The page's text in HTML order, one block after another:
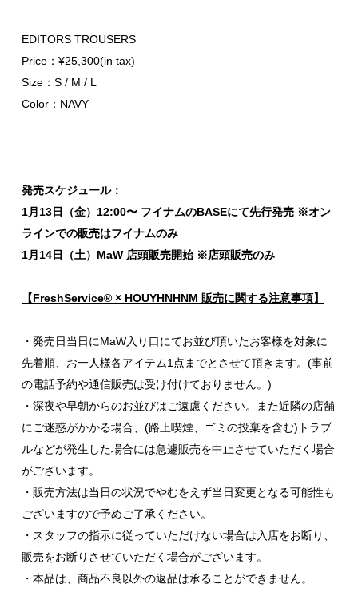
EDITORS TROUSERS
Price：¥25,300(in tax)
Size：S / M / L
Color：NAVY
発売スケジュール：
1月13日（金）12:00〜 フイナムのBASEにて先行発売 ※オン
ラインでの販売はフイナムのみ
1月14日（土）MaW 店頭販売開始 ※店頭販売のみ
【FreshService® × HOUYHNHNM 販売に関する注意事項】
・発売日当日にMaW入り口にてお並び頂いたお客様を対象に
先着順、お一人様各アイテム1点までとさせて頂きます。(事前
の電話予約や通信販売は受け付けておりません。)
・深夜や早朝からのお並びはご遠慮ください。また近隣の店舗
にご迷惑がかかる場合、(路上喫煙、ゴミの投棄を含む)トラブ
ルなどが発生した場合には急遽販売を中止させていただく場合
がございます。
・販売方法は当日の状況でやむをえず当日変更となる可能性も
ございますので予めご了承ください。
・スタッフの指示に従っていただけない場合は入店をお断り、
販売をお断りさせていただく場合がございます。
・本品は、商品不良以外の返品は承ることができません。